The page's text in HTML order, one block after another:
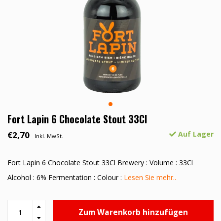
Fort Lapin 6 Chocolate Stout 33Cl
€2,70 Inkl. MwSt. Auf Lager
Fort Lapin 6 Chocolate Stout 33Cl Brewery : Volume : 33Cl
Alcohol : 6% Fermentation : Colour : Lesen Sie mehr..
Zum Warenkorb hinzufügen